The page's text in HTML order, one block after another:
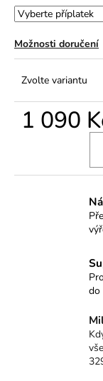
Možnosti doručení
Zvolte variantu
1 090
do